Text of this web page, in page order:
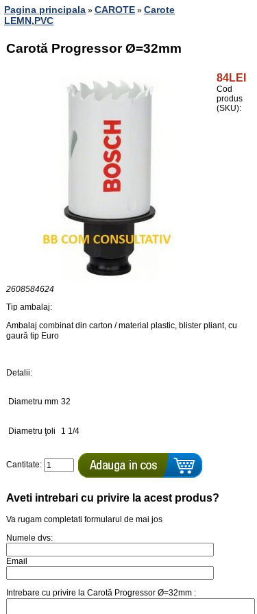
Pagina principala » CAROTE » Carote
LEMN,PVC
Carotă Progressor Ø=32mm
84LEI
Cod
produs
(SKU):
2608584624
Tip ambalaj:
Ambalaj combinat din carton / material plastic, blister pliant, cu
gaură tip Euro
Detalii:
Diametru mm 32
Diametru ţoli 1 1/4
Cantitate:
Aveti intrebari cu privire la acest produs?
Va rugam completati formularul de mai jos
Numele dvs:
Email
Intrebare cu privire la Carotă Progressor Ø=32mm :